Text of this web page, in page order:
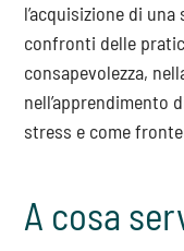
l’acquisizione di
confronti delle
consapevolezza,
nell’apprendimento
stress e come
A cosa